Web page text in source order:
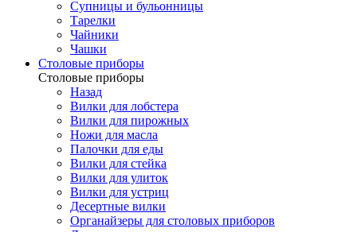
Супницы и бульонницы
Тарелки
Чайники
Чашки
Cтоловые приборы
Cтоловые приборы
Назад
Вилки для лобстера
Вилки для пирожных
Ножи для масла
Палочки для еды
Вилки для стейка
Вилки для улиток
Вилки для устриц
Десертные вилки
Органайзеры для столовых приборов